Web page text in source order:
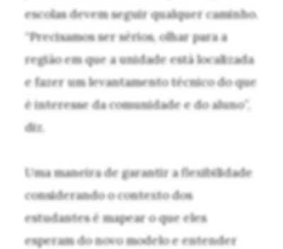
escolas devem seguir qualquer caminho.
“Precisamos ser sérios, olhar para a
região em que a unidade está localizada
e fazer um levantamento técnico do que
é interesse da comunidade e do aluno”,
diz.
Uma maneira de garantir a flexibilidade
considerando o contexto dos
estudantes é mapear o que eles
esperam do novo modelo e entender